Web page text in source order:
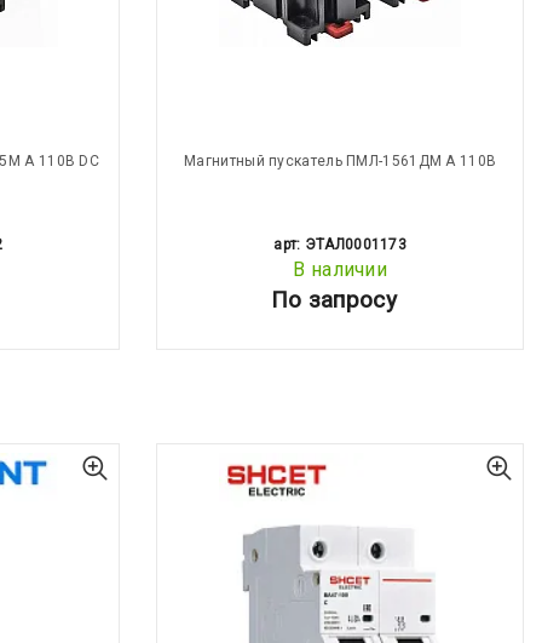
А 110В DC Магнитный пускатель ПМЛ-1561ДМ А 110В
арт: ЭТАЛ0001173
В наличии
По запросу